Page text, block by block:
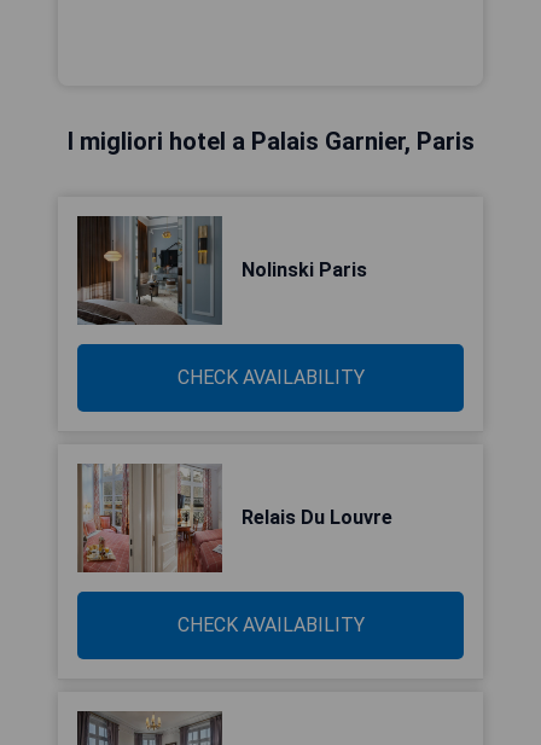
I migliori hotel a Palais Garnier, Paris
Nolinski Paris
CHECK AVAILABILITY
Relais Du Louvre
CHECK AVAILABILITY